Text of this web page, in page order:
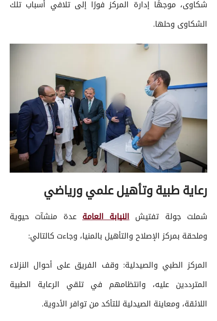
شكاوى، موجهًا إدارة المركز فورًا إلى تلافي أسباب تلك
الشكاوى وحلها.
رعاية طبية وتأهيل علمي ورياضي
شملت جولة تفتيشالنيابة العامةعدة منشآت حيوية
وملحقة بمركز الإصلاح والتأهيل بالمنيا، وجاءت كالتالي:
المركز الطبي والصيدلية: وقف الفريق على أحوال النزلاء
المترددين عليه، وانتظامهم في تلقي الرعاية الطبية
اللائقة، ومعاينة الصيدلية للتأكد من توافر الأدوية.